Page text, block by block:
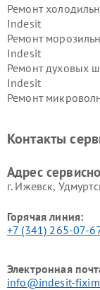
Ремонт
Indesit
Ремонт
Indesit
Ремонт духовых
Indesit
Ремонт
Indesit
Контакты
Адрес
г. Ижевск,
Горячая линия:
+7 (341) 265-07-
Электронная
info@indesit-